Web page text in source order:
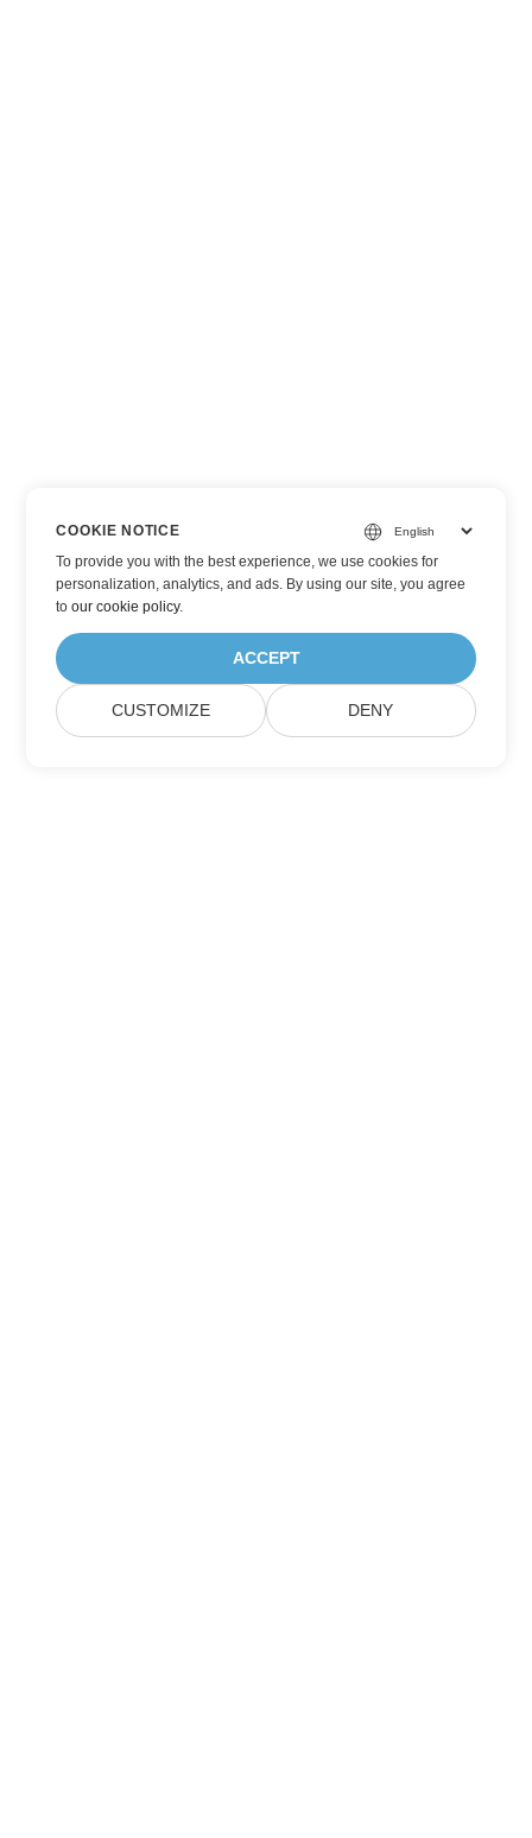
COOKIE NOTICE
To provide you with the best experience, we use cookies for
personalization, analytics, and ads. By using our site, you agree
toour cookie policy.
ACCEPT
CUSTOMIZE DENY